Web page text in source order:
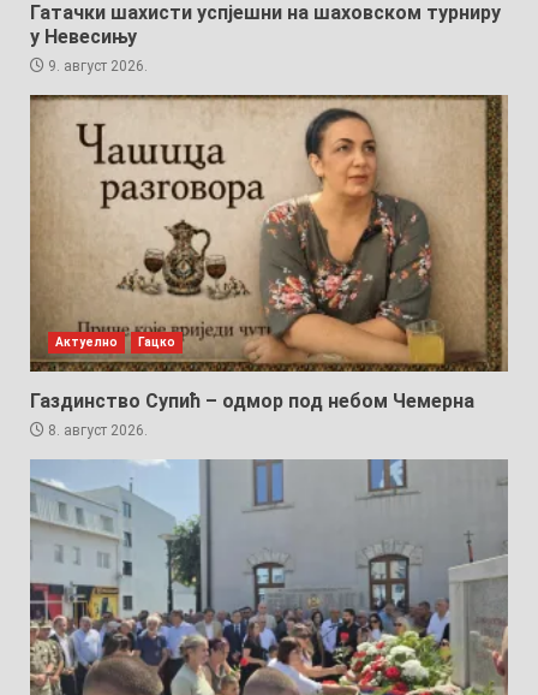
Гатачки шахисти успјешни на шаховском турниру
у Невесињу
9. август 2026.
Актуелно Гацко
Газдинство Супић – одмор под небом Чемерна
8. август 2026.